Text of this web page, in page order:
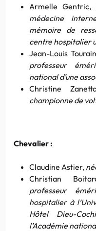
Armelle Gentric,
médecine
mémoire de
centre hospitalier
Jean-Louis
professeur
national d’une
Christine
championne de
Chevalier :
Claudine Astier,
Christian
professeur
hospitalier à
Hôtel Dieu-
l’Académie